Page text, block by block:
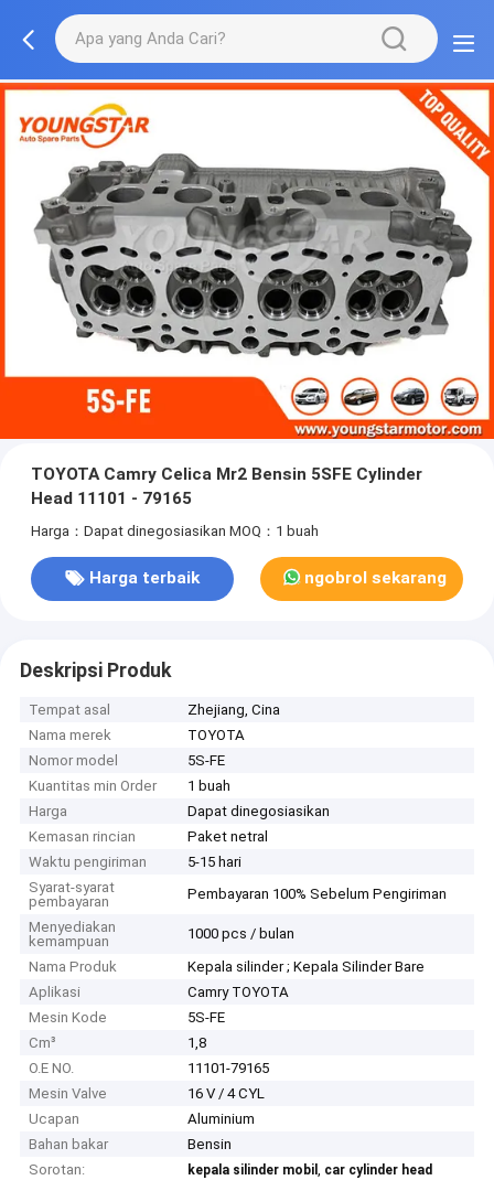
TOYOTA Camry Celica Mr2 Bensin 5SFE Cylinder
Head 11101 - 79165
Harga：Dapat dinegosiasikan MOQ：1 buah
Harga terbaik ngobrol sekarang
Deskripsi Produk
Tempat asal
Zhejiang, Cina
Nama merek
TOYOTA
Nomor model
5S-FE
Kuantitas min Order
1 buah
Harga
Dapat dinegosiasikan
Kemasan rincian
Paket netral
Waktu pengiriman
5-15 hari
Syarat-syarat
pembayaran
Pembayaran 100% Sebelum Pengiriman
Menyediakan
kemampuan
1000 pcs / bulan
Nama Produk
Kepala silinder ; Kepala Silinder Bare
Aplikasi
Camry TOYOTA
Mesin Kode
5S-FE
Cm³
1,8
O.E NO.
11101-79165
Mesin Valve
16 V / 4 CYL
Ucapan
Aluminium
Bahan bakar
Bensin
Sorotan:
kepala silinder mobil, car cylinder head